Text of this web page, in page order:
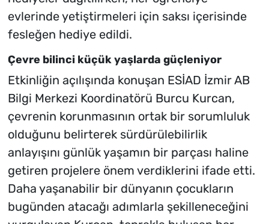
evlerinde yetiştirmeleri için saksı içerisinde
fesleğen hediye edildi.
Çevre bilinci küçük yaşlarda güçleniyor
Etkinliğin açılışında konuşan ESİAD İzmir AB
Bilgi Merkezi Koordinatörü Burcu Kurcan,
çevrenin korunmasının ortak bir sorumluluk
olduğunu belirterek sürdürülebilirlik
anlayışını günlük yaşamın bir parçası haline
getiren projelere önem verdiklerini ifade etti.
Daha yaşanabilir bir dünyanın çocukların
bugünden atacağı adımlarla şekilleneceğini